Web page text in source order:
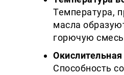
Температура,
масла
горючую
Способность